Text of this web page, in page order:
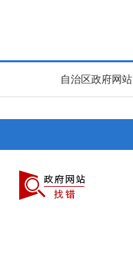
自治区政府网站